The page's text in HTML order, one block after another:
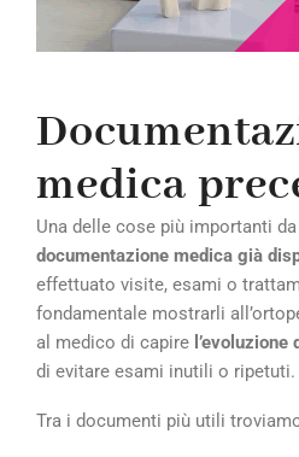
medica
Una delle cose più importanti
documentazione medica già
effettuato visite, esami o
fondamentale mostrarli
al medico di capire
di evitare esami inutili o ripetuti.
Tra i documenti più utili